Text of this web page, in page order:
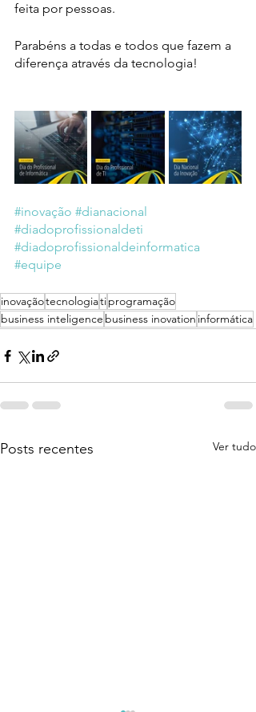
feita por pessoas.
Parabéns a todas e todos que fazem a
diferença através da tecnologia!
#inovação #dianacional
#diadoprofissionaldeti
#diadoprofissionaldeinformatica
#equipe
inovaçãotecnologiatiprogramação
business inteligence business inovation informática
Posts recentes Ver tudo